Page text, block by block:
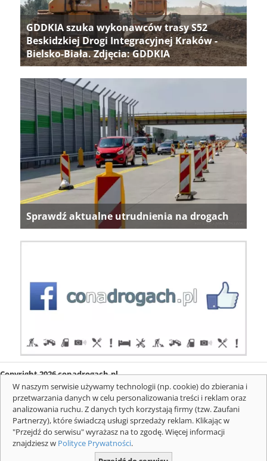
GDDKIA szuka wykonawców trasy S52
Beskidzkiej Drogi Integracyjnej Kraków -
Bielsko-Biała. Zdjęcia: GDDKIA
Sprawdź aktualne utrudnienia na drogach
Copyright 2026 conadrogach.pl
O firmie
Redakcja Regulamin
Informacje o cookies
Mapa serwisu
Komunikaty
W naszym serwisie używamy technologii (np. cookie) do zbierania i
przetwarzania danych w celu personalizowania treści i reklam oraz
analizowania ruchu. Z danych tych korzystają firmy (tzw. Zaufani
Partnerzy), które świadczą usługi sprzedaży reklam. Klikając w
"Przejdź do serwisu" wyrażasz na to zgodę. Więcej informacji
znajdziesz w Polityce Prywatności.